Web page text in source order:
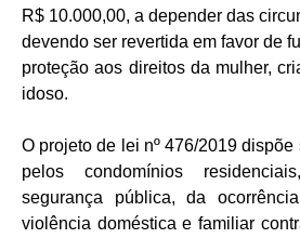
R$ 10.000,00, a depender das
devendo ser revertida em favor de
proteção aos direitos da mulher,
idoso.
O projeto de lei nº 476/2019
pelos condomínios
segurança pública, da
violência doméstica e familiar